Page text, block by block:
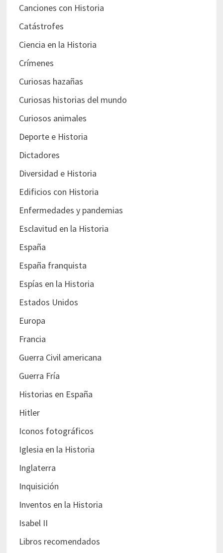
Canciones con Historia
Catástrofes
Ciencia en la Historia
Crímenes
Curiosas hazañas
Curiosas historias del mundo
Curiosos animales
Deporte e Historia
Dictadores
Diversidad e Historia
Edificios con Historia
Enfermedades y pandemias
Esclavitud en la Historia
España
España franquista
Espías en la Historia
Estados Unidos
Europa
Francia
Guerra Civil americana
Guerra Fría
Historias en España
Hitler
Iconos fotográficos
Iglesia en la Historia
Inglaterra
Inquisición
Inventos en la Historia
Isabel II
Libros recomendados